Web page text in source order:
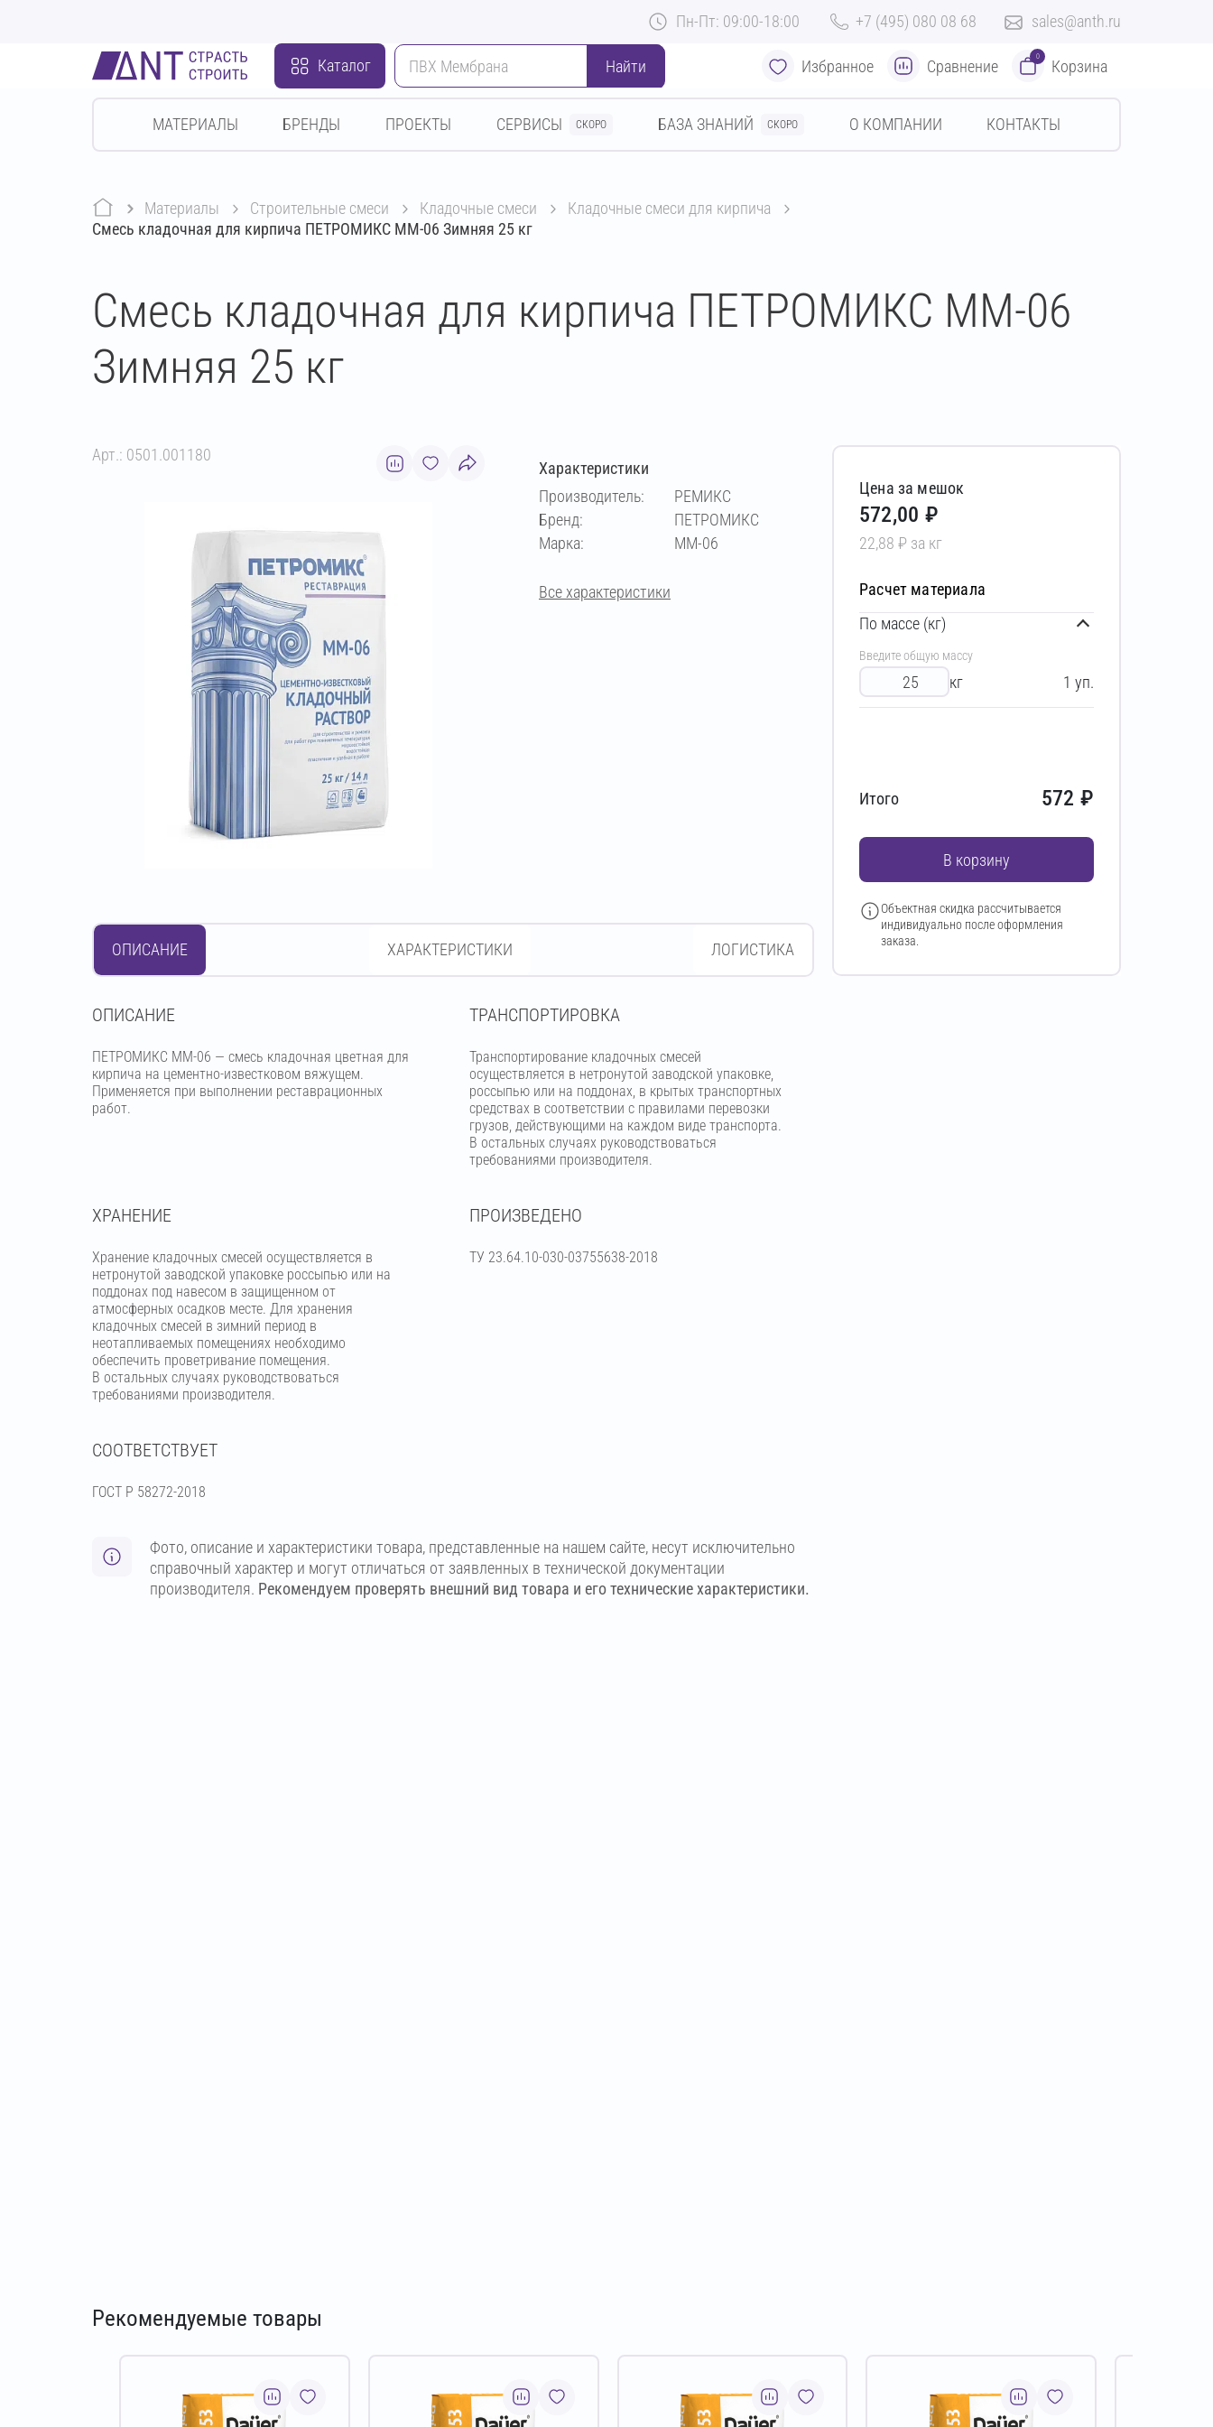
Пн-Пт: 09:00-18:00 +7 (495) 080 08 68 sales@anth.ru
Каталог Найти Избранное Сравнение
0
Корзина
МАТЕРИАЛЫ БРЕНДЫ ПРОЕКТЫ СЕРВИСЫ СКОРО БАЗА ЗНАНИЙ СКОРО О КОМПАНИИ КОНТАКТЫ
Материалы строительные смеси кладочные смеси
кладочные смеси для кирпича
Смесь кладочная для кирпича ПЕТРОМИКС MM-06 Зимняя 25 кг
Смесь кладочная для кирпича ПЕТРОМИКС MM-06
Зимняя 25 кг
Арт.: 0501.001180
Характеристики
Производитель:
РЕМИКС
Бренд:
ПЕТРОМИКС
Марка:
MM-06
Все характеристики
ОПИСАНИЕ ХАРАКТЕРИСТИКИ ЛОГИСТИКА
OПИСАНИЕ
ПЕТРОМИКС MM-06 — смесь кладочная цветная для
кирпича на цементно-известковом вяжущем.
Применяется при выполнении реставрационных
работ.
ТРАНСПОРТИРОВКА
Транспортирование кладочных смесей
осуществляется в нетронутой заводской упаковке,
россыпью или на поддонах, в крытых транспортных
средствах в соответствии с правилами перевозки
грузов, действующими на каждом виде транспорта.
В остальных случаях руководствоваться
требованиями производителя.
ХРАНЕНИЕ
Хранение кладочных смесей осуществляется в
нетронутой заводской упаковке россыпью или на
поддонах под навесом в защищенном от
атмосферных осадков месте. Для хранения
кладочных смесей в зимний период в
неотапливаемых помещениях необходимо
обеспечить проветривание помещения.
В остальных случаях руководствоваться
требованиями производителя.
ПРОИЗВЕДЕНО
ТУ 23.64.10-030-03755638-2018
СООТВЕТСТВУЕТ
ГОСТ Р 58272-2018
Фото, описание и характеристики товара, представленные на нашем сайте, несут исключительно
справочный характер и могут отличаться от заявленных в технической документации
производителя. Рекомендуем проверять внешний вид товара и его технические характеристики.
Цена за мешок
572,00 ₽
22,88 ₽ за кг
Расчет материала
По массе (кг)
Введите общую массу
кг 1 уп.
Итого 572 ₽
В корзину
Объектная скидка рассчитывается
индивидуально после оформления
заказа.
Рекомендуемые товары